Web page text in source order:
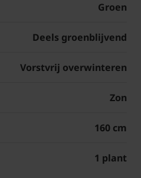
Groen
Deels groenblijvend
Vorstvrij overwinteren
Zon
160 cm
1 plant